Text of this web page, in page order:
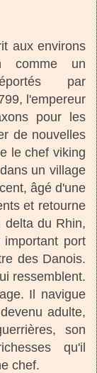
aux environs
comme un
par
l'empereur
pour les
de nouvelles
le chef viking
un village
âgé d'une
et retourne
delta du Rhin,
port
des Danois.
ressemblent.
Il navigue
adulte,
son
qu'il
chef.